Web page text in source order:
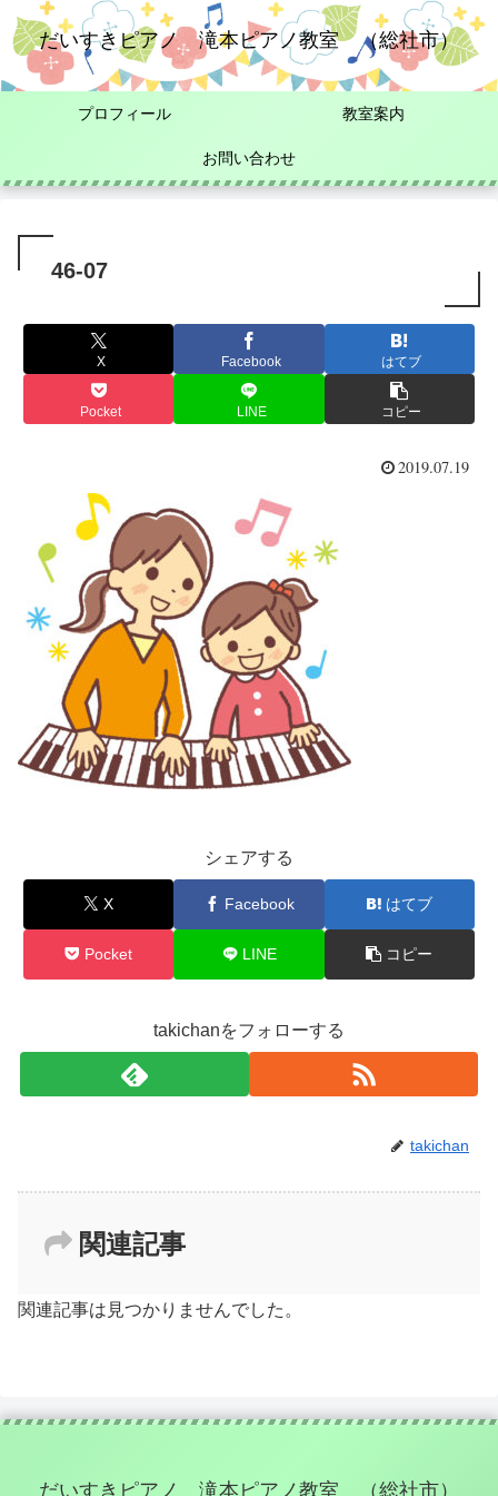
だいすきピアノ 滝本ピアノ教室 （総社市）
プロフィール 教室案内
お問い合わせ
46-07
X Facebook はてブ
Pocket LINE コピー
2019.07.19
シェアする
X Facebook はてブ
Pocket LINE コピー
takichanをフォローする
takichan
関連記事
関連記事は見つかりませんでした。
だいすきピアノ 滝本ピアノ教室 （総社市）